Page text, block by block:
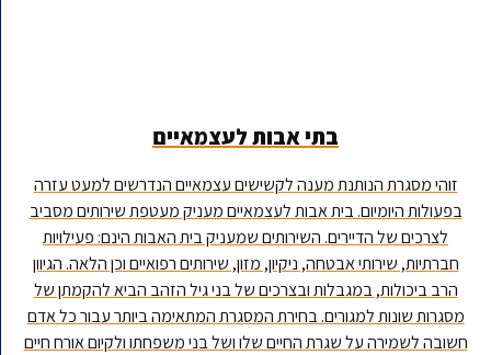
בתי אבות לעצמאיים
זוהי מסגרת הנותנת מענה לקשישים עצמאיים הנדרשים למעט עזרה
בפעולות היומיום. בית אבות לעצמאיים מעניק מעטפת שירותים מסביב
לצרכים של הדיירים. השירותים שמעניק בית האבות הינם: פעילויות
חברתיות, שירותי אבטחה, ניקיון, מזון, שירותים רפואיים וכן הלאה. הגיוון
הרב ביכולות, במגבלות ובצרכים של בני גיל הזהב הביא להקמתן של
מסגרות שונות למגורים. בחירת המסגרת המתאימה ביותר עבור כל אדם
חשובה לשמירה על שגרת החיים שלו ושל בני משפחתו ולקיום אורח חיים